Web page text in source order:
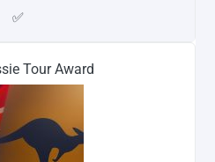
✅
Tour Award